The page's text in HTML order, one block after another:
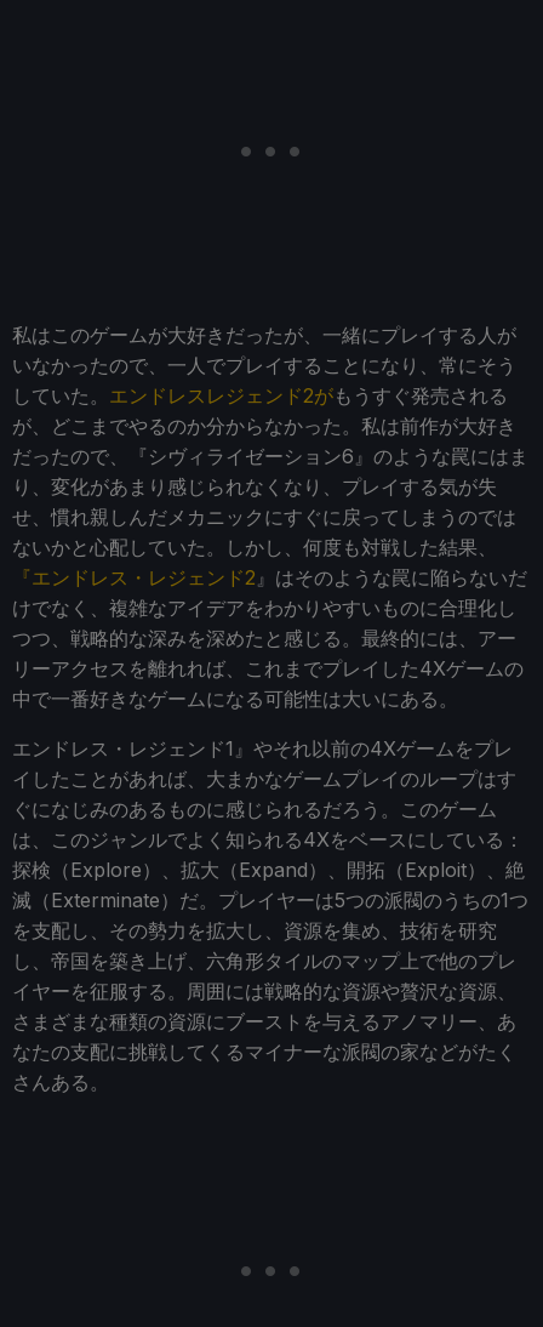
私はこのゲームが大好きだったが、一緒にプレイする人が
いなかったので、一人でプレイすることになり、常にそう
していた。 エンドレスレジェンド2がもうすぐ発売される
が、どこまでやるのか分からなかった。私は前作が大好き
だったので、『シヴィライゼーション6』のような罠にはま
り、変化があまり感じられなくなり、プレイする気が失
せ、慣れ親しんだメカニックにすぐに戻ってしまうのでは
ないかと心配していた。しかし、何度も対戦した結果、
『エンドレス・レジェンド2 』はそのような罠に陥らないだ
けでなく、複雑なアイデアをわかりやすいものに合理化し
つつ、戦略的な深みを深めたと感じる。最終的には、アー
リーアクセスを離れれば、これまでプレイした4Xゲームの
中で一番好きなゲームになる可能性は大いにある。
エンドレス・レジェンド1』やそれ以前の4Xゲームをプレ
イしたことがあれば、大まかなゲームプレイのループはす
ぐになじみのあるものに感じられるだろう。このゲーム
は、このジャンルでよく知られる4Xをベースにしている：
探検（Explore）、拡大（Expand）、開拓（Exploit）、絶
滅（Exterminate）だ。プレイヤーは5つの派閥のうちの1つ
を支配し、その勢力を拡大し、資源を集め、技術を研究
し、帝国を築き上げ、六角形タイルのマップ上で他のプレ
イヤーを征服する。周囲には戦略的な資源や贅沢な資源、
さまざまな種類の資源にブーストを与えるアノマリー、あ
なたの支配に挑戦してくるマイナーな派閥の家などがたく
さんある。